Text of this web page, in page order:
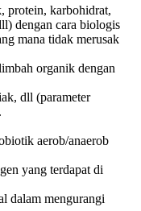
protein, karbohidrat,
dengan cara biologis
mana tidak merusak
organik dengan
dll (parameter
aerob/anaerob
yang terdapat di
dalam mengurangi